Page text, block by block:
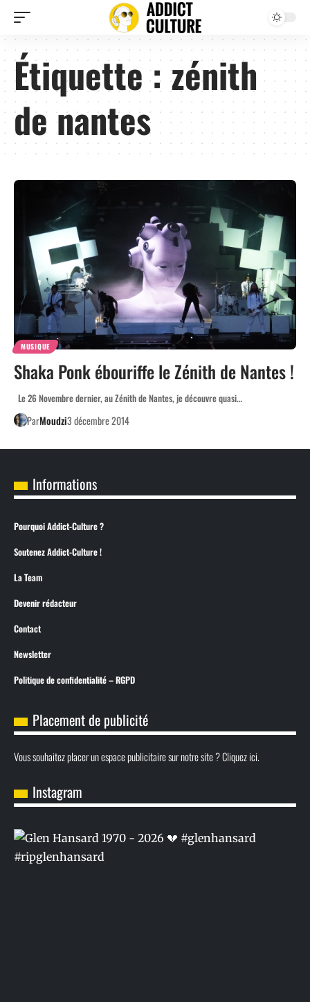
Étiquette :zénith
de nantes
MUSIQUE
Shaka Ponk ébouriffe le Zénith de Nantes !
Le 26 Novembre dernier, au Zénith de Nantes, je découvre quasi…
ParMoudzi3 décembre 2014
Informations
Pourquoi Addict-Culture ?
Soutenez Addict-Culture !
La Team
Devenir rédacteur
Contact
Newsletter
Politique de confidentialité – RGPD
Placement de publicité
Vous souhaitez placer un espace publicitaire sur notre site ? Cliquez ici.
Instagram